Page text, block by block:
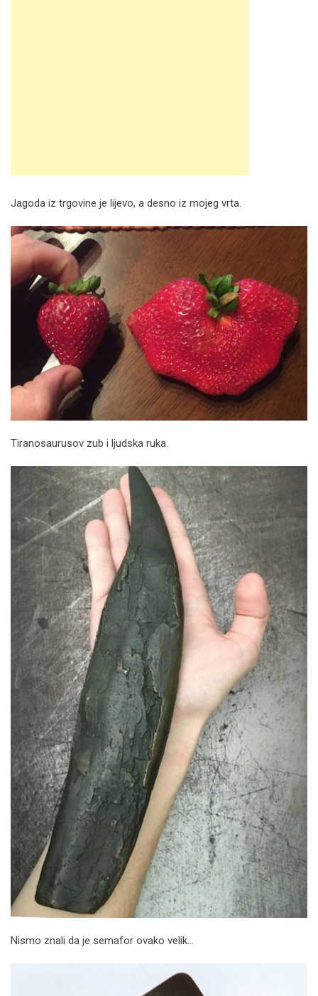
Jagoda iz trgovine je lijevo, a desno iz mojeg vrta.
Tiranosaurusov zub i ljudska ruka.
Nismo znali da je semafor ovako velik…